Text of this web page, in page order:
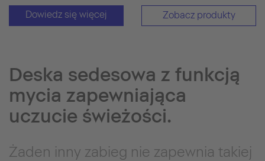
Dowiedz się więcej Zobacz produkty
Deska sedesowa z funkcją
mycia zapewniająca
uczucie świeżości.
Żaden inny zabieg nie zapewnia takiej